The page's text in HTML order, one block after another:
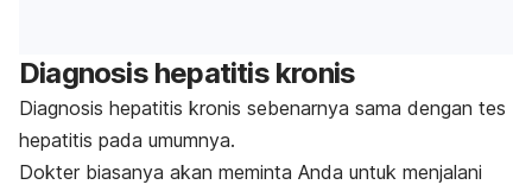
Diagnosis hepatitis kronis
Diagnosis hepatitis kronis sebenarnya sama dengan tes
hepatitis pada umumnya.
Dokter biasanya akan meminta Anda untuk menjalani